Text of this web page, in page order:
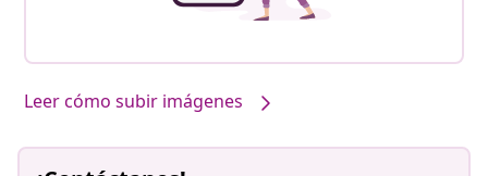
Leer cómo subir imágenes